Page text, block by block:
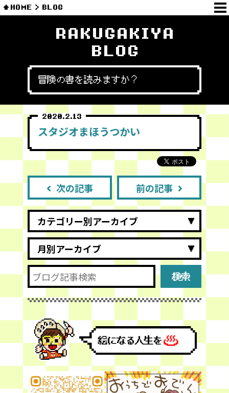
HOME BLOG
RAKUGAKIYA
BLOG
冒険の書を読みますか？
2020.2.13
スタジオまほうつかい
次の記事 前の記事